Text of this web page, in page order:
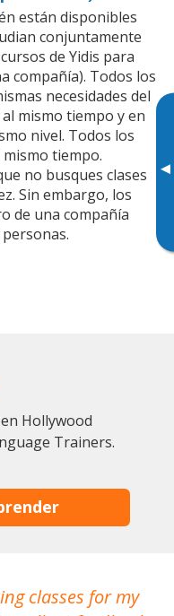
▸
están disponibles
conjuntamente
de Yidis para
compañía). Todos los
necesidades del
mismo tiempo y en
nivel. Todos los
tiempo.
no busques clases
Sin embargo, los
de una compañía
Hollywood
Trainers.
classes for my